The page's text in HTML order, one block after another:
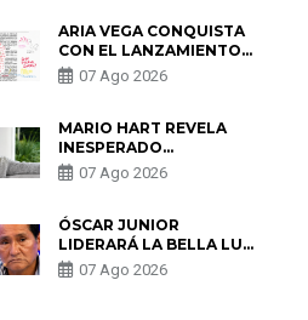
PARTES QUERÍA EL
REMEMBER”
ARIA VEGA CONQUISTA
CON EL LANZAMIENTO
DE “TOTOTO (+4)”
07 Ago 2026
MARIO HART REVELA
INESPERADO
PROBLEMA DE SALUD
ANTES DE SEPARARSE
ENCONTRARON UN
TUMOR”
07 Ago 2026
ÓSCAR JUNIOR
LIDERARÁ LA BELLA LUZ
TRAS SALIDA DE SU
PADRE POR POLÉMICA
07 Ago 2026